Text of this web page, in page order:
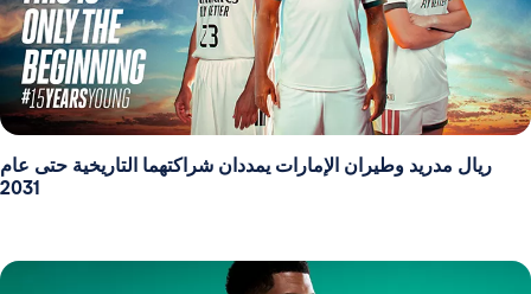
ريال مدريد وطيران الإمارات يمددان شراكتهما التاريخية حتى عام
2031